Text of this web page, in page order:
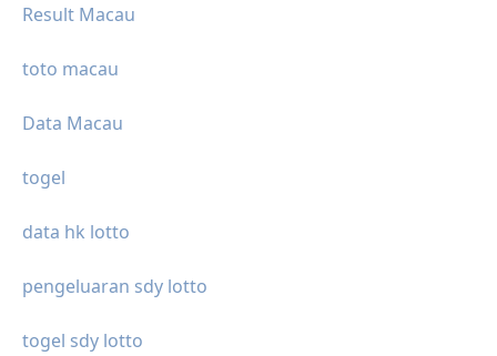
Result Macau
toto macau
Data Macau
togel
data hk lotto
pengeluaran sdy lotto
togel sdy lotto